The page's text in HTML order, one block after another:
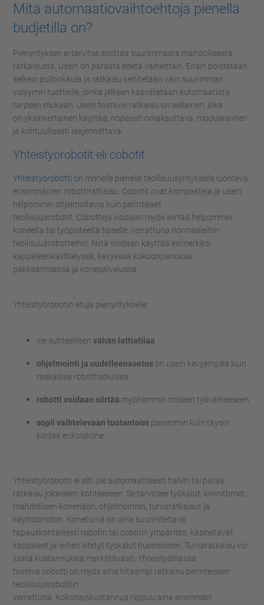
Mitä automaatiovaihtoehtoja pienellä
budjetilla on?
Pienyrityksen ei tarvitse aloittaa suurimmasta mahdollisesta
ratkaisusta. Usein on parasta edetä vaiheittain. Ensin poistetaan
selkein pullonkaula ja ratkaisu kehitetään vain suurimman
volyymin tuotteille, jonka jälkeen kasvatetaan automaatiota
tarpeen mukaan. Usein toimivin ratkaisu on sellainen, joka
on yksinkertainen käyttää, nopeasti omaksuttava, modulaarinen
ja kohtuullisesti laajennettava
Yhteistyörobotit eli cobotit
Yhteistyörobotti on monelle pienelle teollisuusyritykselle luonteva
ensimmäinen robottiratkaisu. Cobotit ovat kompakteja ja usein
helpommin ohjelmoitavia kuin perinteiset
teollisuusrobotit. Cobotteja voidaan myös siirtää helpommin
koneelta tai työpisteeltä toiselle, verrattuna normaaleihin
teollisuusrobotteihin. Niitä voidaan käyttää esimerkiksi
kappaleenkäsittelyssä, kevyessä kokoonpanossa,
pakkaamisessa ja konepalvelussa
Yhteistyörobotin etuja pienyritykselle:
vie suhteellisen vähän lattiatilaa
ohjelmointi ja uudelleenasetus on usein kevyempää kuin
raskaissa robottisoluissa
robotti voidaan siirtää myöhemmin toiseen työvaiheeseen
sopii vaihtelevaan tuotantoon paremmin kuin täysin
kiinteä erikoiskone
Yhteistyörobotti ei silti ole automaattisesti halvin tai paras
ratkaisu jokaiseen kohteeseen. Se tarvitsee työkalut , kiinnittimet,
mahdollisen konenäön, ohjelmoinnin, turvaratkaisut ja
käyttöönoton. Koneturva on aina suunniteltava
tapauskohtaisesti robotin tai cobotin ympäristö, käsiteltävät
kappaleet ja siihen liitetyt työkalut huomioiden. Turvaratkaisu voi
lisätä kustannuksia merkittävästi. Yhteistyötilassa
toimiva cobotti on myös aina hitaampi ratkaisu perinteiseen
teollisuusrobottiin
verrattuna. Kokonaiskustannus riippuu aina enemmän